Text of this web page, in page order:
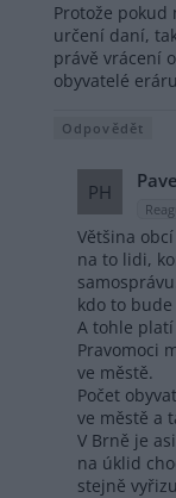
Protože pokud
určení daní,
právě vrácení
obyvatelé
Odpovědět
PH
Většina
na to lidi,
kdo to
A tohle platí
Pravomoci
ve městě.
Počet
ve městě a
V Brně je
na úklid
stejně